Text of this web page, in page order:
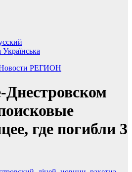
Українська
РЕГИОН
Днестровском
где погибли 3